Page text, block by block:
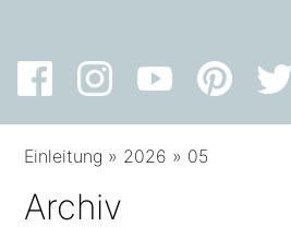
Einleitung » 2026 » 05
Archiv